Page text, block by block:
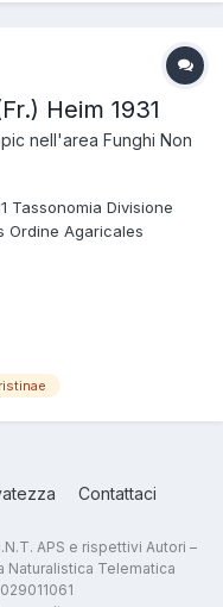
Heim 1931
nell'area Funghi Non
Tassonomia Divisione
Ordine Agaricales
Contattaci
APS e rispettivi Autori –
Naturalistica Telematica